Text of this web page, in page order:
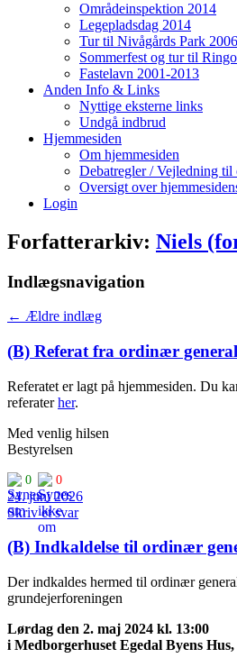
Områdeinspektion 2014
Legepladsdag 2014
Tur til Nivågårds Park 2006
Sommerfest og tur til
Fastelavn 2001-2013
Anden Info & Links
Nyttige eksterne links
Undgå indbrud
Hjemmesiden
Om hjemmesiden
Debatregler / Vejledning
Oversigt over
Login
Forfatterarkiv: Niels
Indlægsnavigation
← Ældre indlæg
(B) Referat fra ordinær
Referatet er lagt på hjemmesiden. Du
referaterher.
Med venlig hilsen
Bestyrelsen
0 0
24. juni 2026
Skriv et svar
(B) Indkaldelse til ordinær
Der indkaldes hermed til ordinær
grundejerforeningen
Lørdag den 2. maj 2024 kl. 13:00
i Medborgerhuset Egedal Byens Hus,